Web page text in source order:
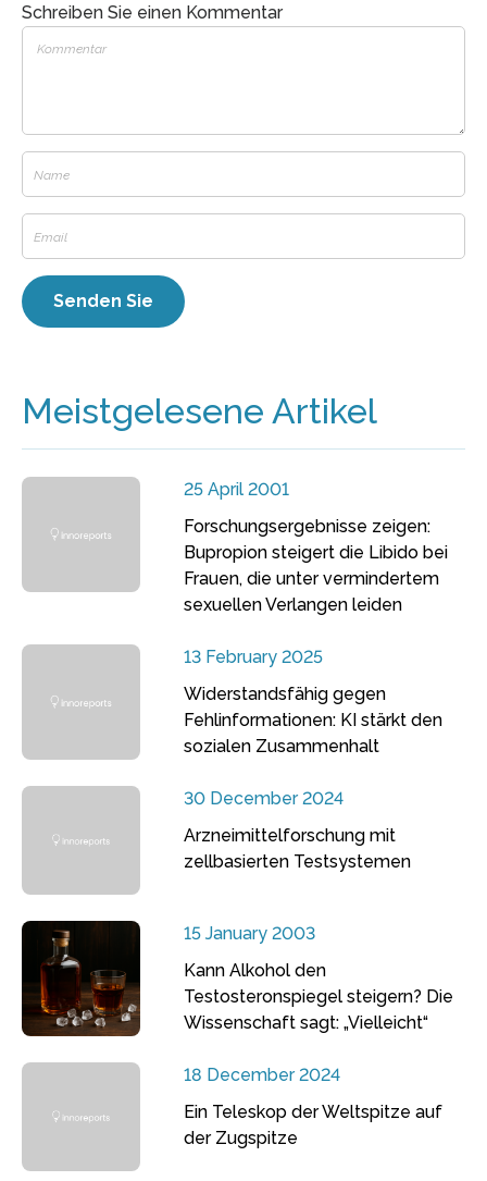
Schreiben Sie einen Kommentar
Meistgelesene Artikel
25 April 2001
Forschungsergebnisse zeigen:
Bupropion steigert die Libido bei
Frauen, die unter vermindertem
sexuellen Verlangen leiden
13 February 2025
Widerstandsfähig gegen
Fehlinformationen: KI stärkt den
sozialen Zusammenhalt
30 December 2024
Arzneimittelforschung mit
zellbasierten Testsystemen
15 January 2003
Kann Alkohol den
Testosteronspiegel steigern? Die
Wissenschaft sagt: „Vielleicht“
18 December 2024
Ein Teleskop der Weltspitze auf
der Zugspitze